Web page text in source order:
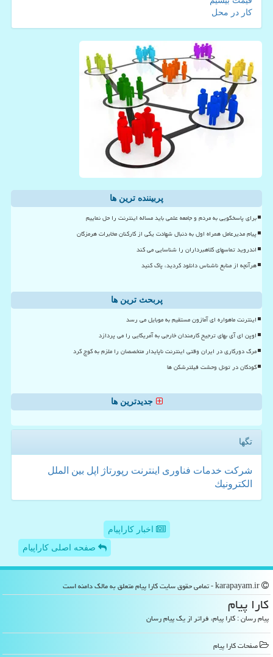
کار در محل
پربیننده ترین ها
برای پاسخگویی به مردم و جامعه علمی باید مساله اینترنت را حل نماییم
پیام مدیرعامل همراه اول به دنبال شهادت یکی از کارکنان مخابرات هرمزگان
اندروید تماسهای کلاهبرداران را شناسایی می کند
هرآنچه از منابع ناشناس دانلود کردید، پاک کنید
پربحث ترین ها
اینترنت ماهواره ای آمازون مستقیم به موبایل می رسد
اوپن ای آی بهای ترجیح کارمندان خارجی به آمریکایی را می پردازد
مرگ دورکاری در ایران وقتی اینترنت ناپایدار متخصصان را ملزم به کوچ کرد
کودکان در تونل وحشت فیلترشکن ها
جدیدترین ها
تگها
شركت خدمات فناوری اینترنت رپورتاژ اپل بین الملل
الكترونیك
اخبار کاراپیام
صفحه اصلی کاراپیام
كارا پیام
پیام رسان : کارا پیام، فراتر از یک پیام رسان
صفحات كارا پیام